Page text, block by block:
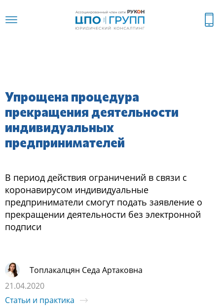
Упрощена процедура
прекращения деятельности
индивидуальных
предпринимателей
В период действия ограничений в связи с
коронавирусом индивидуальные
предприниматели смогут подать заявление о
прекращении деятельности без электронной
подписи
Топлакалцян Седа Артаковна
21.04.2020
Статьи и практика